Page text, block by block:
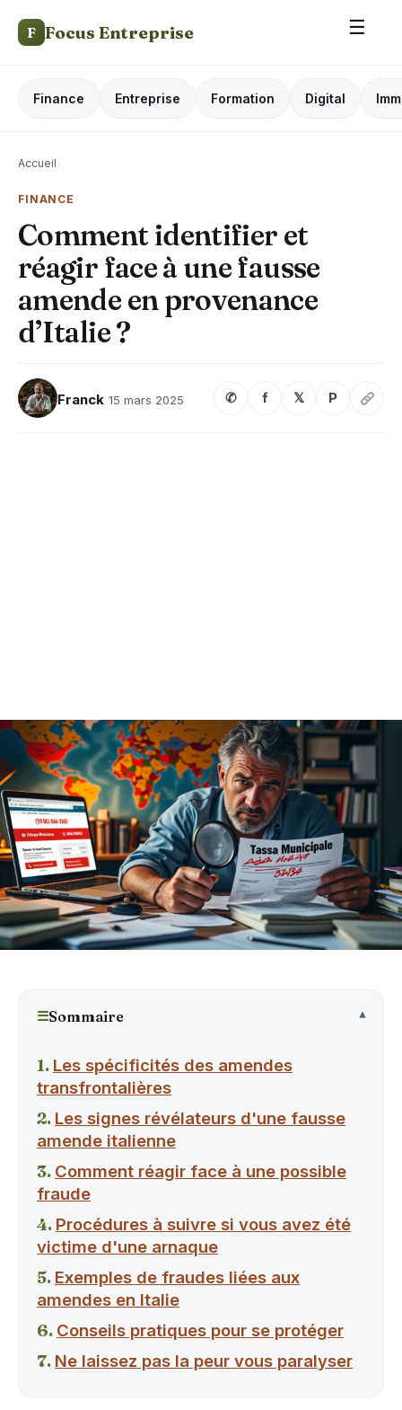
F Focus Entreprise ☰
Finance Entreprise Formation Digital
Accueil›
FINANCE
Comment identifier et
réagir face à une fausse
amende en provenance
d’Italie ?
Franck 15 mars 2025 ✆ f 𝕏 P
☰Sommaire
Les spécificités des amendes
transfrontalières
Les signes révélateurs d'une fausse
amende italienne
Comment réagir face à une possible
fraude
Procédures à suivre si vous avez été
victime d'une arnaque
Exemples de fraudes liées aux
amendes en Italie
Conseils pratiques pour se protéger
Ne laissez pas la peur vous paralyser